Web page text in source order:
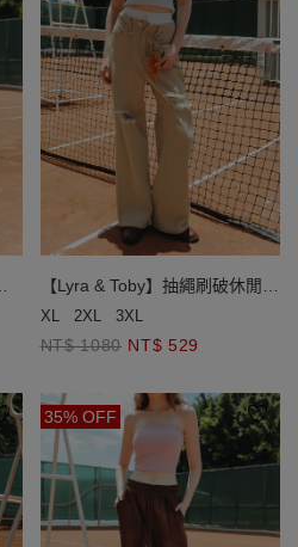
【Lyra & Toby】抽繩刷破休閒長
褲
XL 2XL 3XL
NT$ 1080 NT$ 529
35% OFF